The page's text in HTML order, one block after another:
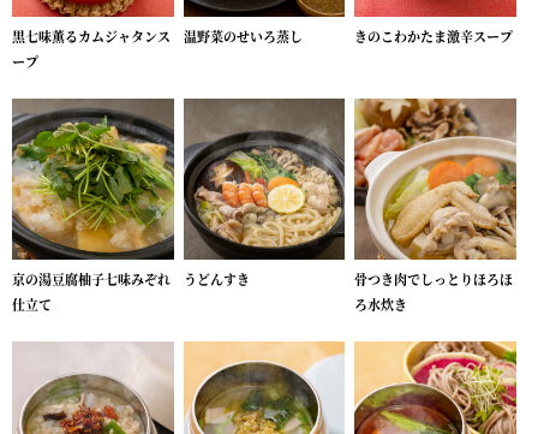
黒七味薫るカムジャタンス
ープ
温野菜のせいろ蒸し きのこわかたま激辛スープ
京の湯豆腐柚子七味みぞれ
仕立て
うどんすき
骨つき肉でしっとりほろほ
ろ水炊き